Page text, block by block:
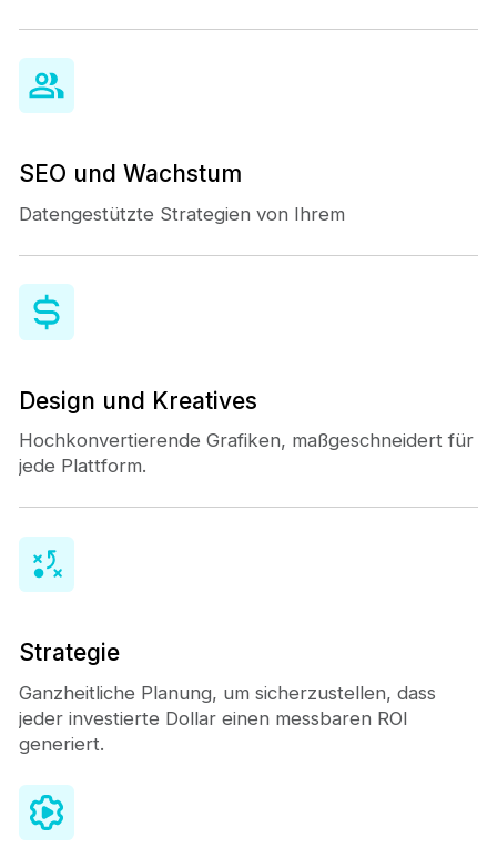
SEO und Wachstum
Datengestützte Strategien von Ihrem
Design und Kreatives
Hochkonvertierende Grafiken, maßgeschneidert für
jede Plattform.
Strategie
Ganzheitliche Planung, um sicherzustellen, dass
jeder investierte Dollar einen messbaren ROI
generiert.